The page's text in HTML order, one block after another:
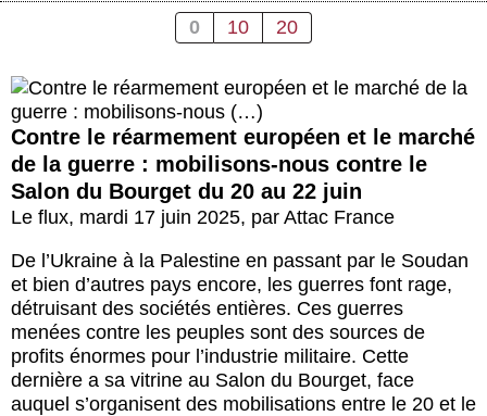
0 10 20
Contre le réarmement européen et le marché
de la guerre : mobilisons-nous contre le
Salon du Bourget du 20 au 22 juin
Le flux, mardi 17 juin 2025, par Attac France
De l’Ukraine à la Palestine en passant par le Soudan
et bien d’autres pays encore, les guerres font rage,
détruisant des sociétés entières. Ces guerres
menées contre les peuples sont des sources de
profits énormes pour l’industrie militaire. Cette
dernière a sa vitrine au Salon du Bourget, face
auquel s’organisent des mobilisations entre le 20 et le